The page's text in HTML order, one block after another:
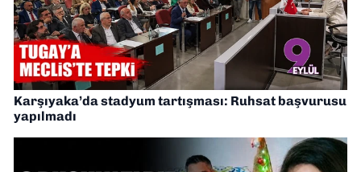
Karşıyaka’da stadyum tartışması: Ruhsat başvurusu
yapılmadı